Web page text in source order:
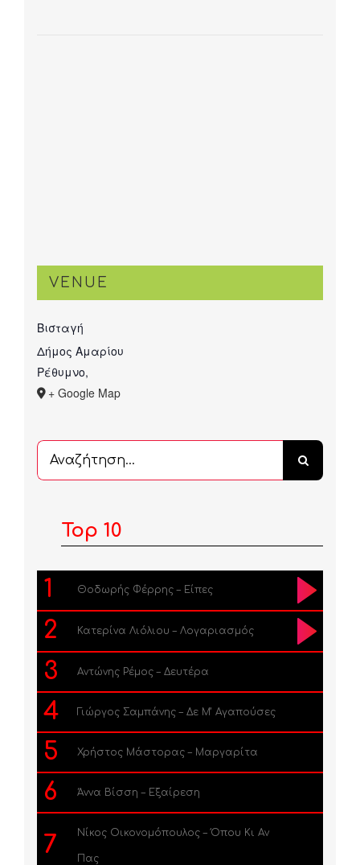
VENUE
Βισταγή
Δήμος Αμαρίου
Ρέθυμνο,
+ Google Map
Αναζήτηση
...
Top 10
1 Θοδωρής Φέρρης – Είπες
2 Κατερίνα Λιόλιου – Λογαριασμός
3 Αντώνης Ρέμος – Δευτέρα
4 Γιώργος Σαμπάνης – Δε Μ’ Αγαπούσες
5 Χρήστος Μάστορας – Μαργαρίτα
6 Άννα Βίσση – Εξαίρεση
7 Νίκος Οικονομόπουλος – Όπου Κι Αν
Πας